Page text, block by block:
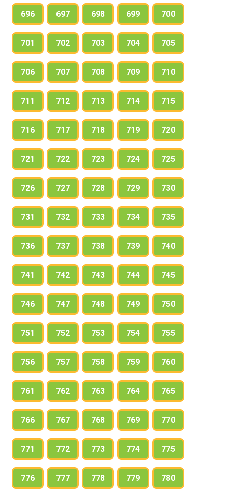
696 697 698 699 700
701 702 703 704 705
706 707 708 709 710
711 712 713 714 715
716 717 718 719 720
721 722 723 724 725
726 727 728 729 730
731 732 733 734 735
736 737 738 739 740
741 742 743 744 745
746 747 748 749 750
751 752 753 754 755
756 757 758 759 760
761 762 763 764 765
766 767 768 769 770
771 772 773 774 775
776 777 778 779 780